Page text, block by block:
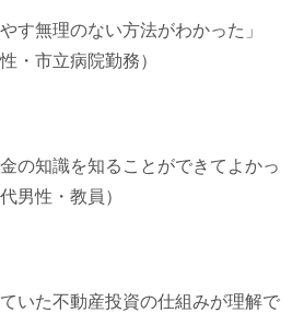
す無理のない方法がわかった」
・市立病院勤務）
金の知識を知ることができてよかっ
男性・教員）
ていた不動産投資の仕組みが理解で